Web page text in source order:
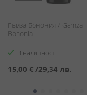
Гъмза Бонония / Gamza
Bononia
В наличност
15,00 € /29,34 лв.